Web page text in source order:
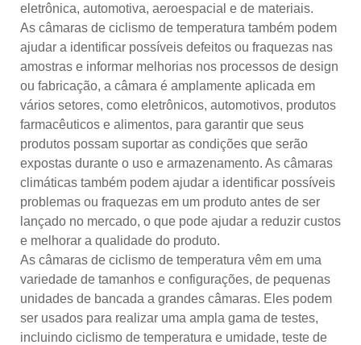
eletrônica, automotiva, aeroespacial e de materiais.
As câmaras de ciclismo de temperatura também podem
ajudar a identificar possíveis defeitos ou fraquezas nas
amostras e informar melhorias nos processos de design
ou fabricação, a câmara é amplamente aplicada em
vários setores, como eletrônicos, automotivos, produtos
farmacêuticos e alimentos, para garantir que seus
produtos possam suportar as condições que serão
expostas durante o uso e armazenamento. As câmaras
climáticas também podem ajudar a identificar possíveis
problemas ou fraquezas em um produto antes de ser
lançado no mercado, o que pode ajudar a reduzir custos
e melhorar a qualidade do produto.
As câmaras de ciclismo de temperatura vêm em uma
variedade de tamanhos e configurações, de pequenas
unidades de bancada a grandes câmaras. Eles podem
ser usados ​​para realizar uma ampla gama de testes,
incluindo ciclismo de temperatura e umidade, teste de